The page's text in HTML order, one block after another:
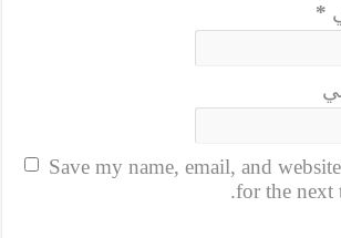
*
Save my name, email, and
for the next